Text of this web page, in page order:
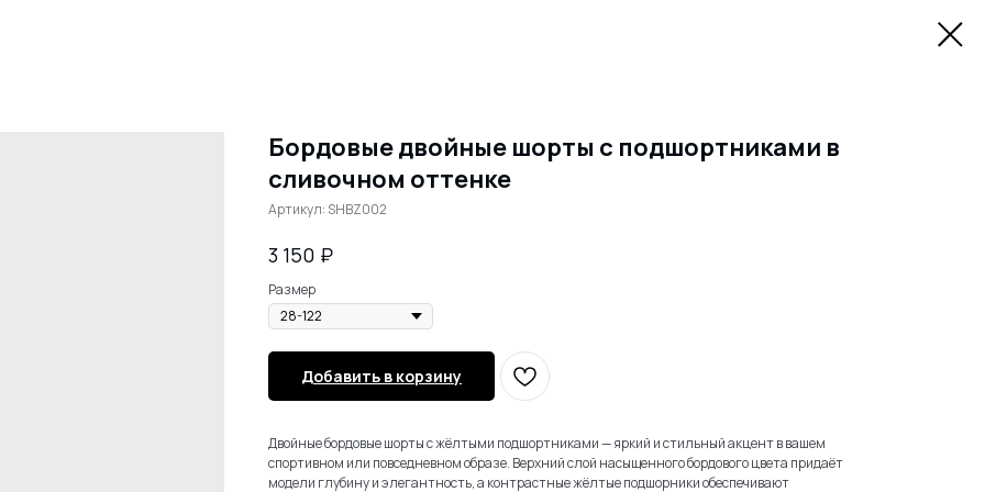
Бордовые двойные шорты с подшортниками в
сливочном оттенке
Артикул: SHBZ002
3 150 ₽
Размер
Добавить в корзину
Двойные бордовые шорты с жёлтыми подшортниками — яркий и стильный акцент в вашем
спортивном или повседневном образе. Верхний слой насыщенного бордового цвета придаёт
модели глубину и элегантность, а контрастные жёлтые подшорники обеспечивают